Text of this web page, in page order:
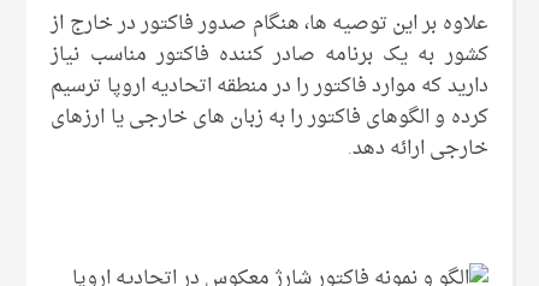
علاوه بر این توصیه ها، هنگام صدور فاکتور در خارج از
کشور به یک برنامه صادر کننده فاکتور مناسب نیاز
دارید که موارد فاکتور را در منطقه اتحادیه اروپا ترسیم
کرده و الگوهای فاکتور را به زبان های خارجی یا ارزهای
خارجی ارائه دهد.